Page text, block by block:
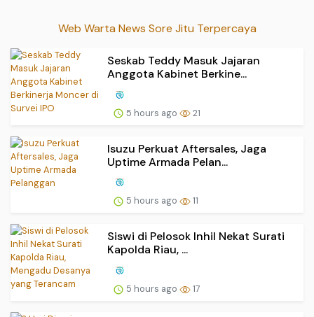
Web Warta News Sore Jitu Terpercaya
Seskab Teddy Masuk Jajaran
Anggota Kabinet Berkine...
5 hours ago 21
Isuzu Perkuat Aftersales, Jaga
Uptime Armada Pelan...
5 hours ago 11
Siswi di Pelosok Inhil Nekat Surati
Kapolda Riau, ...
5 hours ago 17